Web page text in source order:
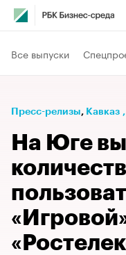
Все выпуски
Пресс-релизы⁠, Кавказ ,
На Юге